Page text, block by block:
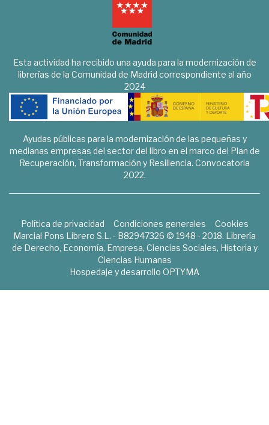
Esta actividad ha recibido una ayuda para la modernización de
librerías de la Comunidad de Madrid correspondiente al año
2024
Ayudas públicas para la modernización de las pequeñas y
medianas empresas del sector del libro en el marco del Plan de
Recuperación, Transformación y Resiliencia. Convocatoria
2022.
Política de privacidad Condiciones generales
Cookies
Marcial Pons Librero S.L. - B82947326 © 1948 - 2018. Librería
de Derecho, Economía, Empresa, Ciencias Sociales, Historia y
Ciencias Humanas
Hospedaje y desarrollo OPTYMA